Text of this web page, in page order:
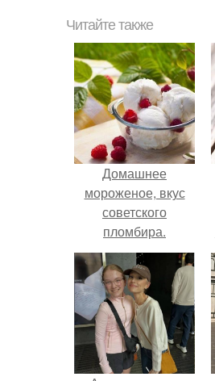
Читайте также
Домашнее
мороженое, вкус
советского
пломбира.